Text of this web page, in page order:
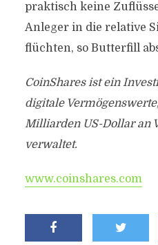
praktisch keine
Anleger in die relative
flüchten, so Butterfill
CoinShares ist ein
digitale
Milliarden US-Dollar an
verwaltet.
www.coinshares.com